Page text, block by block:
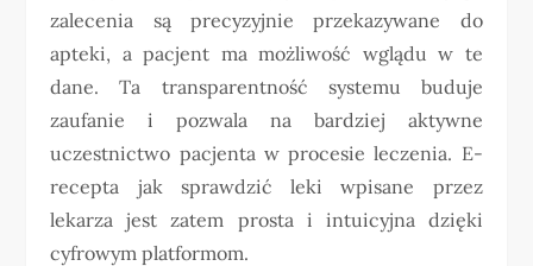
zalecenia są precyzyjnie przekazywane do
apteki, a pacjent ma możliwość wglądu w te
dane. Ta transparentność systemu buduje
zaufanie i pozwala na bardziej aktywne
uczestnictwo pacjenta w procesie leczenia. E-
recepta jak sprawdzić leki wpisane przez
lekarza jest zatem prosta i intuicyjna dzięki
cyfrowym platformom.